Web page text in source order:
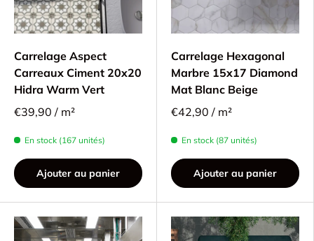
Carrelage Aspect
Carreaux Ciment 20x20
Hidra Warm Vert
€39,90 / m²
En stock (167 unités)
Ajouter au panier
Carrelage Hexagonal
Marbre 15x17 Diamond
Mat Blanc Beige
€42,90 / m²
En stock (87 unités)
Ajouter au panier